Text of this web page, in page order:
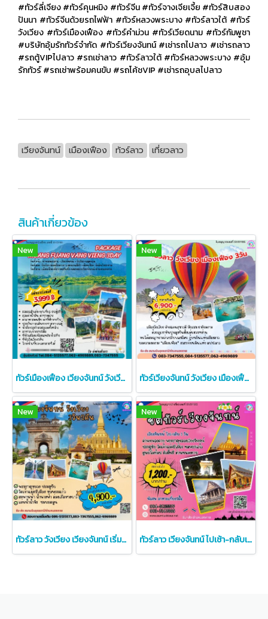
#ทัวร์ลี่เจียง #ทัวร์คุนหมิง #ทัวร์จีน #ทัวร์จางเจียเจี้ย #ทัวร์สิบสอง
ปันนา #ทัวร์จีนด้วยรถไฟฟ้า #ทัวร์หลวงพระบาง #ทัวร์ลาวใต้ #ทัวร์
วังเวียง #ทัวร์เมืองเฟือง #ทัวร์คำม่วน #ทัวร์เวียดนาม #ทัวร์กัมพูชา
#บริษัทอุ้มรักทัวร์จำกัด #ทัวร์เวียงจันทน์ #เช่ารถไปลาว #เช่ารถลาว
#รถตู้VIPไปลาว #รถเช่าลาว #ทัวร์ลาวใต้ #ทัวร์หลวงพระบาง #อุ้ม
รักทัวร์ #รถเช่าพร้อมคนขับ #รถโค้ชVIP #เช่ารถอุบลไปลาว
เวียงจันทน์ เมืองเฟือง ทัวร์ลาว เที่ยวลาว
สินค้าเกี่ยวข้อง
New
ทัวร์เมืองเฟือง เวียงจันทน์ วังเวียง 3 วัน 2 คืน
New
ทัวร์เวียงจันทน์ วังเวียง เมืองเฟือง 3 วัน 2 คืน ด่านหนองคาย
New
ทัวร์ลาว วังเวียง เวียงจันทน์ เริ่มด่านหนองคาย 3 วัน 2 คืน
New
ทัวร์ลาว เวียงจันทน์ ไปเช้า-กลับเย็น เริ่มด่านหนองคาย